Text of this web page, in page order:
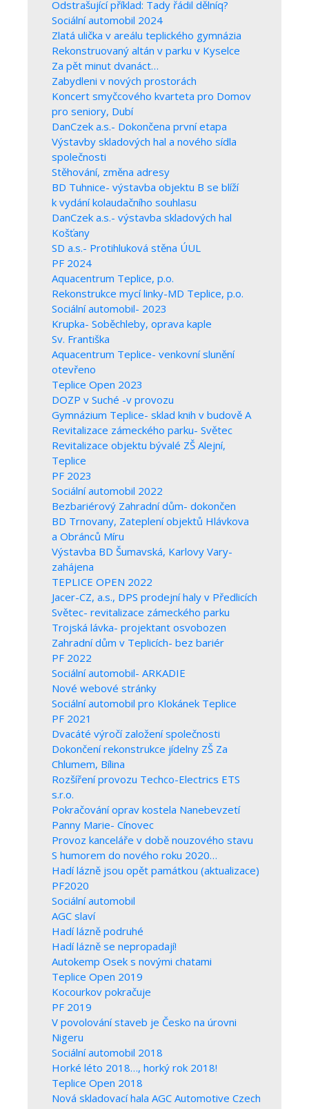
Odstrašující příklad: Tady řádil dělníq?
Sociální automobil 2024
Zlatá ulička v areálu teplického gymnázia
Rekonstruovaný altán v parku v Kyselce
Za pět minut dvanáct…
Zabydleni v nových prostorách
Koncert smyčcového kvarteta pro Domov
pro seniory, Dubí
DanCzek a.s.- Dokončena první etapa
Výstavby skladových hal a nového sídla
společnosti
Stěhování, změna adresy
BD Tuhnice- výstavba objektu B se blíží
k vydání kolaudačního souhlasu
DanCzek a.s.- výstavba skladových hal
Košťany
SD a.s.- Protihluková stěna ÚUL
PF 2024
Aquacentrum Teplice, p.o.
Rekonstrukce mycí linky-MD Teplice, p.o.
Sociální automobil- 2023
Krupka- Soběchleby, oprava kaple
Sv. Františka
Aquacentrum Teplice- venkovní slunění
otevřeno
Teplice Open 2023
DOZP v Suché -v provozu
Gymnázium Teplice- sklad knih v budově A
Revitalizace zámeckého parku- Světec
Revitalizace objektu bývalé ZŠ Alejní,
Teplice
PF 2023
Sociální automobil 2022
Bezbariérový Zahradní dům- dokončen
BD Trnovany, Zateplení objektů Hlávkova
a Obránců Míru
Výstavba BD Šumavská, Karlovy Vary-
zahájena
TEPLICE OPEN 2022
Jacer-CZ, a.s., DPS prodejní haly v Předlicích
Světec- revitalizace zámeckého parku
Trojská lávka- projektant osvobozen
Zahradní dům v Teplicích- bez bariér
PF 2022
Sociální automobil- ARKADIE
Nové webové stránky
Sociální automobil pro Klokánek Teplice
PF 2021
Dvacáté výročí založení společnosti
Dokončení rekonstrukce jídelny ZŠ Za
Chlumem, Bílina
Rozšíření provozu Techco-Electrics ETS
s.r.o.
Pokračování oprav kostela Nanebevzetí
Panny Marie- Cínovec
Provoz kanceláře v době nouzového stavu
S humorem do nového roku 2020…
Hadí lázně jsou opět památkou (aktualizace)
PF2020
Sociální automobil
AGC slaví
Hadí lázně podruhé
Hadí lázně se nepropadají!
Autokemp Osek s novými chatami
Teplice Open 2019
Kocourkov pokračuje
PF 2019
V povolování staveb je Česko na úrovni
Nigeru
Sociální automobil 2018
Horké léto 2018…, horký rok 2018!
Teplice Open 2018
Nová skladovací hala AGC Automotive Czech